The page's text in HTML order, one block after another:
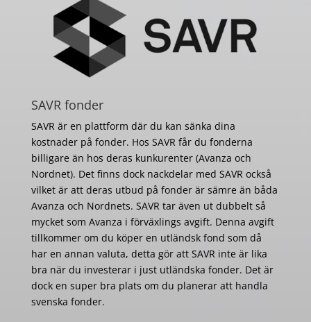
SAVR fonder
SAVR är en plattform där du kan sänka dina
kostnader på fonder. Hos SAVR får du fonderna
billigare än hos deras kunkurenter (Avanza och
Nordnet). Det finns dock nackdelar med SAVR också
vilket är att deras utbud på fonder är sämre än båda
Avanza och Nordnets. SAVR tar även ut dubbelt så
mycket som Avanza i förväxlings avgift. Denna avgift
tillkommer om du köper en utländsk fond som då
har en annan valuta, detta gör att SAVR inte är lika
bra när du investerar i just utländska fonder. Det är
dock en super bra plats om du planerar att handla
svenska fonder.